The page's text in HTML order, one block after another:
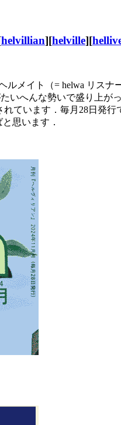
helvillian][helville][
ルメイト（= helwa リスナ
いへんな勢いで盛り上が
ています．毎月28日発行
思います．